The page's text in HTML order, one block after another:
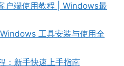
户端使用教程 | Windows最
工具安装与使用全
：新手快速上手指南